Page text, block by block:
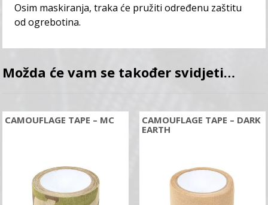
Osim maskiranja, traka će pružiti određenu zaštitu
od ogrebotina.
Možda će vam se također svidjeti…
CAMOUFLAGE TAPE – MC
CAMOUFLAGE TAPE – DARK
EARTH